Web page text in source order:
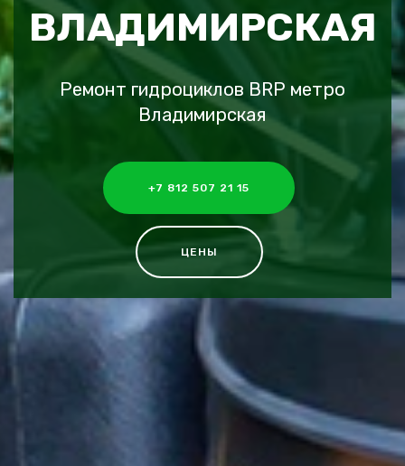
ВЛАДИМИРСКАЯ
Ремонт гидроциклов BRP метро
Владимирская
+7 812 507 21 15
ЦЕНЫ